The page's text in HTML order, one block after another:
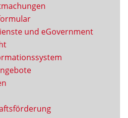
und eGovernment